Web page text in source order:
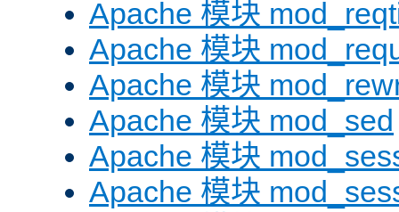
Apache 模块
Apache 模块
Apache 模块
Apache 模块 mod_sed
Apache 模块
Apache 模块